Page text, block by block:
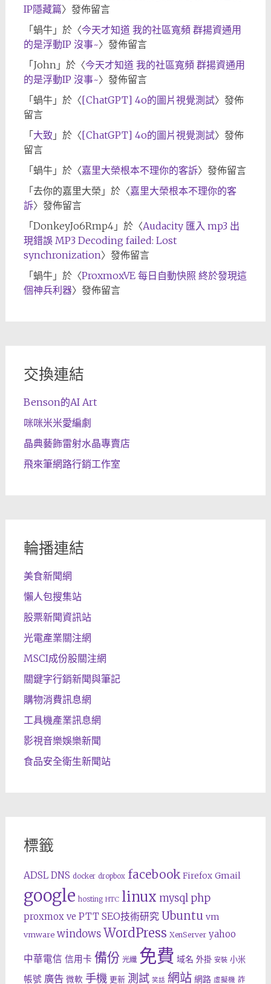
IP隱藏篇〉發佈留言
「 蝸牛」於〈今天才知道 我的社區寬頻 群揚資通用
的是浮動IP 沒事~〉發佈留言
「 John」於〈今天才知道 我的社區寬頻 群揚資通用
的是浮動IP 沒事~〉發佈留言
「 蝸牛」於〈[ChatGPT] 4o的圖片視覺測試〉發佈
留言
「 大致 」於〈[ChatGPT] 4o的圖片視覺測試〉發佈
留言
「 蝸牛」於〈嘉里大榮根本不理你的客訴〉發佈留言
「 去你的嘉里大榮 」於〈嘉里大榮根本不理你的客
訴〉發佈留言
「 DonkeyJo6Rmp4」於〈Audacity 匯入 mp3 出
現錯誤 MP3 Decoding failed: Lost
synchronization〉發佈留言
「 蝸牛」於〈ProxmoxVE 每日自動快照 終於發現這
個神兵利器〉發佈留言
交換連結
Benson的AI Art
咪咪米米愛編劇
晶典藝飾雷射水晶專賣店
飛來筆網路行銷工作室
輪播連結
美食新聞網
懶人包搜集站
股票新聞資訊站
光電產業關注網
MSCI成份股關注網
關鍵字行銷新聞與筆記
購物消費訊息網
工具機產業訊息網
影視音樂娛樂新聞
食品安全衛生新聞站
標籤
ADSL DNS docker dropbox facebook Firefox Gmail
google hosting HTC linux mysql php
proxmox ve PTT SEO技術研究 Ubuntu vm
vmware windows WordPress XenServer yahoo
中華電信 信用卡 備份 光纖 免費 域名 外掛 安裝 小米
帳號 廣告 微軟 手機 更新 測試 笑話 網站 網路 虛擬機 詐